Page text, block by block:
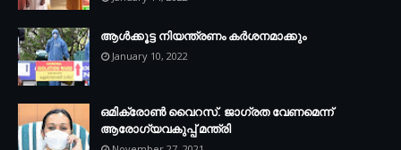
ആള്‍ക്കൂട്ട നിയന്ത്രണം കര്‍ശനമാക്കും
January 10, 2022
ഒമിക്രോണ്‍ വൈറസ്. ജാഗ്രത വേണമെന്ന്
ആരോഗ്യവകുപ്പ് മന്ത്രി